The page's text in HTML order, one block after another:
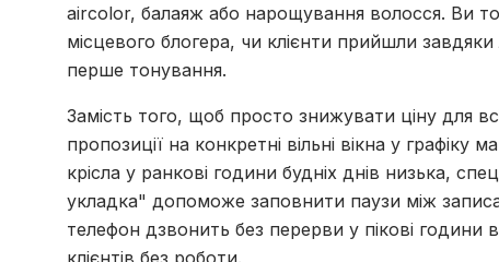
aircolor, балаяж або нарощування волосся. Ви
місцевого блогера, чи клієнти прийшли
перше тонування.
Замість того, щоб просто знижувати ціну для
пропозиції на конкретні вільні вікна у
крісла у ранкові години будніх днів низька,
укладка" допоможе заповнити паузи між
телефон дзвонить без перерви у пікові
клієнтів без роботи.